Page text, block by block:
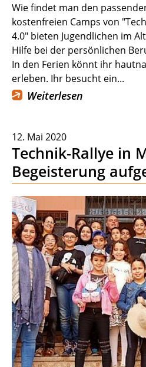
Wie findet man den
kostenfreien Camps von
4.0" bieten Jugendlichen im
Hilfe bei der persönlichen
In den Ferien könnt ihr
erleben. Ihr besucht ein...
Weiterlesen
12. Mai 2020
Technik-Rallye in
Begeisterung